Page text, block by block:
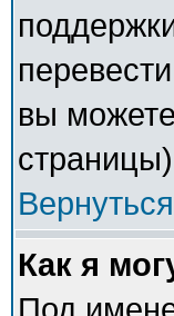
вы
страницы)
Как я